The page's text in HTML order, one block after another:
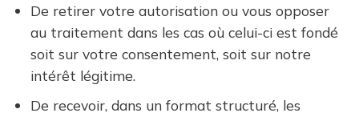
De retirer votre autorisation ou vous opposer
au traitement dans les cas où celui-ci est fondé
soit sur votre consentement, soit sur notre
intérêt légitime.
De recevoir, dans un format structuré, les